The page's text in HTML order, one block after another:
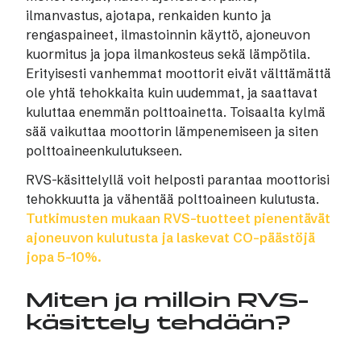
ilmanvastus, ajotapa, renkaiden kunto ja
rengaspaineet, ilmastoinnin käyttö, ajoneuvon
kuormitus ja jopa ilmankosteus sekä lämpötila.
Erityisesti vanhemmat moottorit eivät välttämättä
ole yhtä tehokkaita kuin uudemmat, ja saattavat
kuluttaa enemmän polttoainetta. Toisaalta kylmä
sää vaikuttaa moottorin lämpenemiseen ja siten
polttoaineenkulutukseen.
RVS-käsittelyllä voit helposti parantaa moottorisi
tehokkuutta ja vähentää polttoaineen kulutusta.
Tutkimusten mukaan RVS-tuotteet pienentävät
ajoneuvon kulutusta ja laskevat CO-päästöjä
jopa 5–10%.
Miten ja milloin RVS-
käsittely tehdään?